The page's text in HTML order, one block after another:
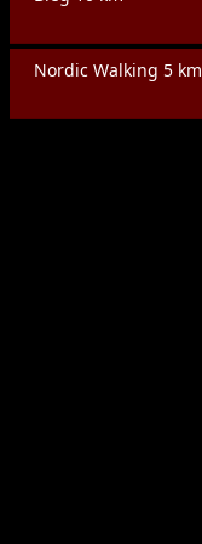
Nordic Walking 5 km